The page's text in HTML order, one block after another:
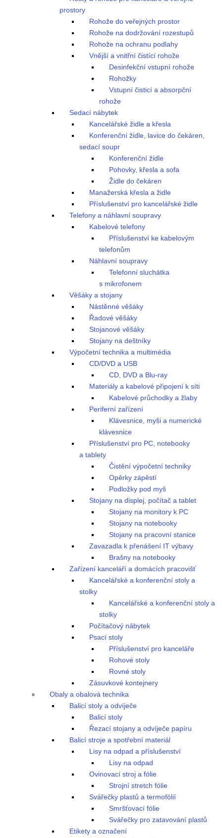
prostory
Rohože do veřejných prostor
Rohože na dodržování rozestupů
Rohože na ochranu podlahy
Vnější a vnitřní čistící rohože
Desinfekční vstupní rohože
Rohožky
Vstupní čisticí a absorpční
rohože
Sedací nábytek
Kancelářské židle a křesla
Konferenční židle, lavice do čekáren,
sedací soupr
Konferenční židle
Pohovky, křesla a sofa
Židle do čekáren
Manažerská křesla a židle
Příslušenství pro kancelářské židle
Telefony a náhlavní soupravy
Kabelové telefony
Příslušenství ke kabelovým
telefonům
Náhlavní soupravy
Telefonní sluchátka
s mikrofonem
Věšáky a stojany
Nástěnné věšáky
Řadové věšáky
Stojanové věšáky
Stojany na deštníky
Výpočetní technika a multimédia
CD/DVD a USB
CD, DVD a Blu-ray
Materiály a kabelové připojení k síti
Kabelové průchodky a žlaby
Periferní zařízení
Klávesnice, myši a numerické
klávesnice
Příslušenství pro PC, notebooky
a tablety
Čistění výpočetní techniky
Opěrky zápěstí
Podložky pod myš
Stojany na displej, počítač a tablet
Stojany na monitory k PC
Stojany na notebooky
Stojany na pracovní stanice
Zavazadla k přenášení IT výbavy
Brašny na notebooky
Zařízení kanceláří a domácích pracovišť
Kancelářské a konferenční stoly a
stolky
Kancelářské a konferenční stoly a
stolky
Počítačový nábytek
Psací stoly
Příslušenství pro kanceláře
Rohové stoly
Rovné stoly
Zásuvkové kontejnery
Obaly a obalová technika
Balicí stoly a odvíječe
Balicí stoly
Řezací stojany a odvíječe papíru
Balicí stroje a spotřební materiál
Lisy na odpad a příslušenství
Lisy na odpad
Ovinovací stroj a fólie
Strojní stretch fólie
Svářečky plastů a termofólií
Smršťovací fólie
Svářečky pro zatavování plastů
Etikety a označení